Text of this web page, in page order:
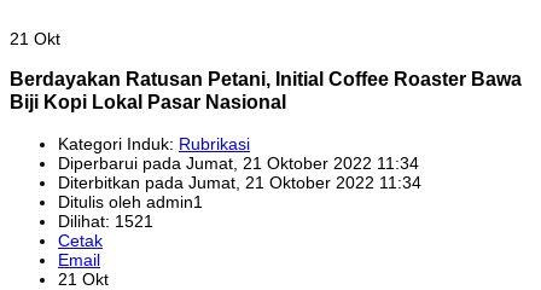
21 Okt
Berdayakan Ratusan Petani, Initial Coffee Roaster Bawa
Biji Kopi Lokal Pasar Nasional
Kategori Induk: Rubrikasi
Diperbarui pada Jumat, 21 Oktober 2022 11:34
Diterbitkan pada Jumat, 21 Oktober 2022 11:34
Ditulis oleh admin1
Dilihat: 1521
Cetak
Email
21 Okt